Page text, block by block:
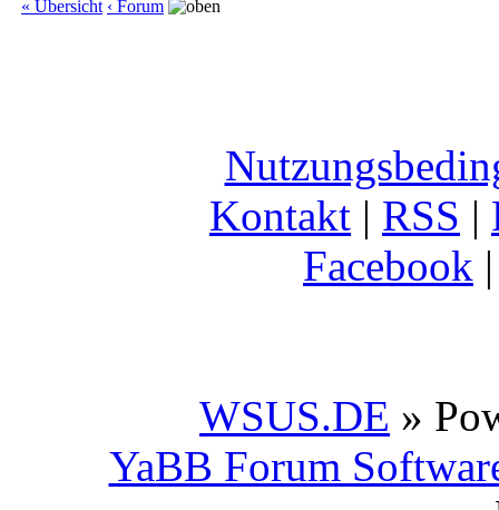
« Übersicht ‹ Forum
Kontakt | RSS |
Facebook
WSUS.DE »
YaBB Forum